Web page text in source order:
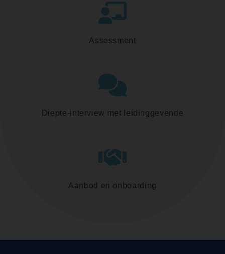
Assessment
Diepte-interview met leidinggevende
Aanbod en onboarding